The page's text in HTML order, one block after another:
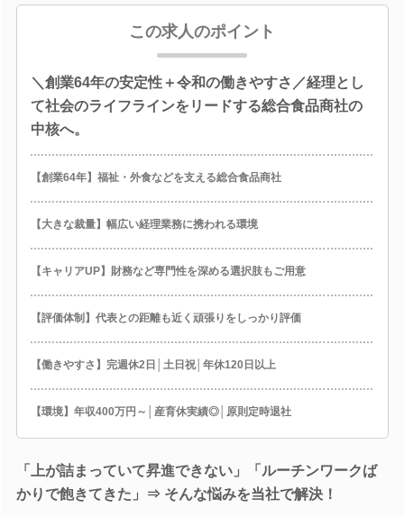
この求人のポイント
＼創業64年の安定性＋令和の働きやすさ／経理とし
て社会のライフラインをリードする総合食品商社の
中核へ。
【創業64年】福祉・外食などを支える総合食品商社
【大きな裁量】幅広い経理業務に携われる環境
【キャリアUP】財務など専門性を深める選択肢もご用意
【評価体制】代表との距離も近く頑張りをしっかり評価
【働きやすさ】完週休2日│土日祝│年休120日以上
【環境】年収400万円～│産育休実績◎│原則定時退社
「上が詰まっていて昇進できない」「ルーチンワークば
かりで飽きてきた」⇒ そんな悩みを当社で解決！